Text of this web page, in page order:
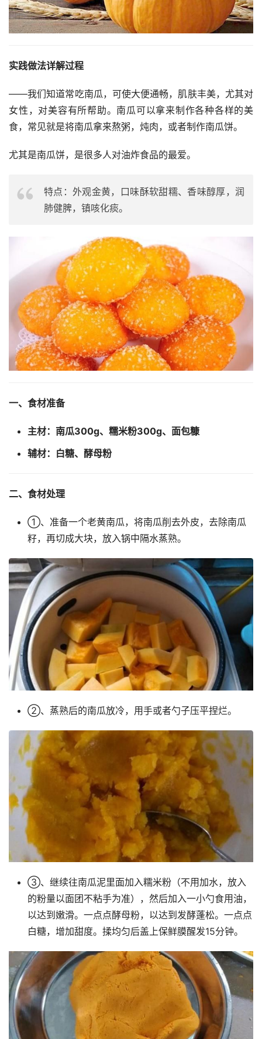
实践做法详解过程
——我们知道常吃南瓜，可使大便通畅，肌肤丰美，尤其对
女性，对美容有所帮助。南瓜可以拿来制作各种各样的美
食，常见就是将南瓜拿来熬粥，炖肉，或者制作南瓜饼。
尤其是南瓜饼，是很多人对油炸食品的最爱。
特点：外观金黄，口味酥软甜糯、香味醇厚，润
肺健脾，镇咳化痰。
一、食材准备
主材：南瓜300g、糯米粉300g、面包糠
辅材：白糖、酵母粉
二、食材处理
①、准备一个老黄南瓜，将南瓜削去外皮，去除南瓜
籽，再切成大块，放入锅中隔水蒸熟。
②、蒸熟后的南瓜放冷，用手或者勺子压平捏烂。
③、继续往南瓜泥里面加入糯米粉（不用加水，放入
的粉量以面团不粘手为准），然后加入一小勺食用油，
以达到嫩滑。一点点酵母粉，以达到发酵蓬松。一点点
白糖，增加甜度。揉均匀后盖上保鲜膜醒发15分钟。